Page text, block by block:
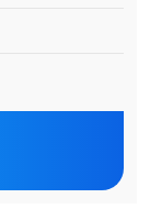
脉粥样硬化因
肪因子等。